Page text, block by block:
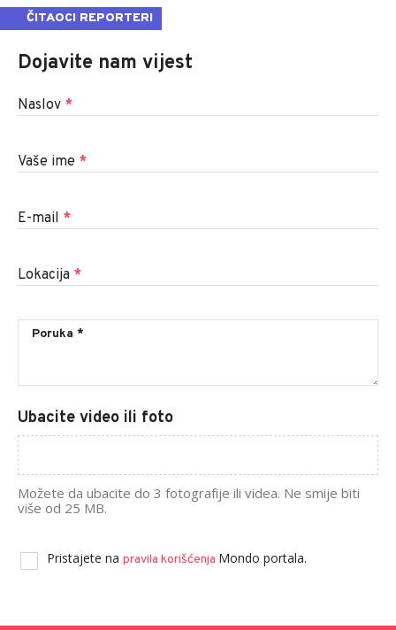
ČITAOCI REPORTERI
Dojavite nam vijest
Naslov *
Vaše ime *
E-mail *
Lokacija *
Ubacite video ili foto
Možete da ubacite do 3 fotografije ili videa. Ne smije biti
više od 25 MB.
Pristajete na pravila korišćenja Mondo portala.